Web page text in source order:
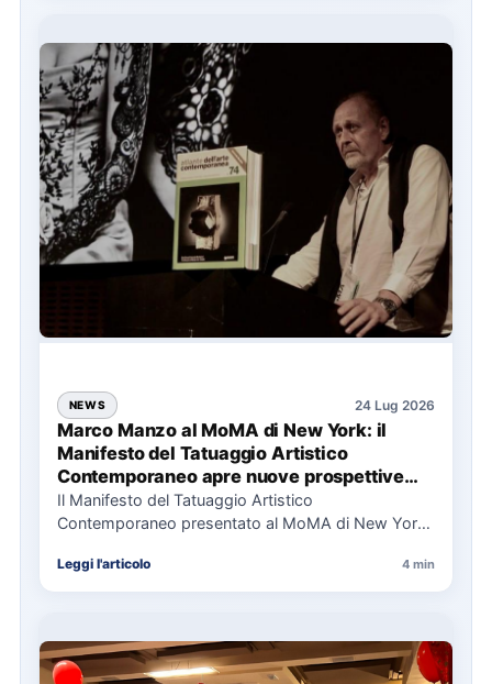
NEWS 24 Lug 2026
Marco Manzo al MoMA di New York: il
Manifesto del Tatuaggio Artistico
Contemporaneo apre nuove prospettive
per il collezionismo
Il Manifesto del Tatuaggio Artistico
Contemporaneo presentato al MoMA di New York
Leggi l'articolo 4 min